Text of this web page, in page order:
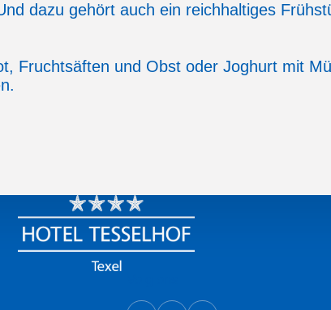
dazu gehört auch ein reichhaltiges
Fruchtsäften und Obst oder Joghurt mit